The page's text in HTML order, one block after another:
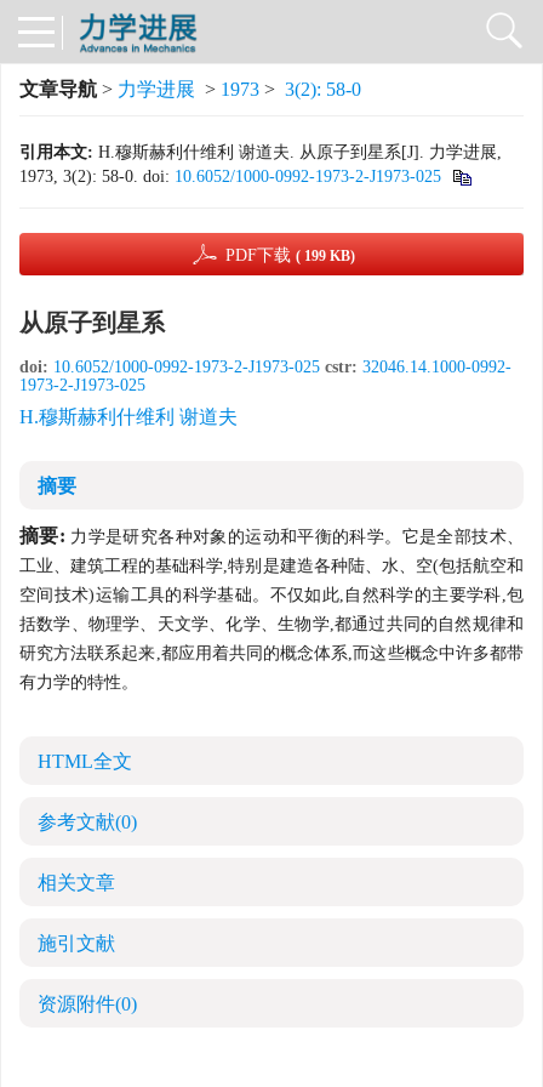
文章导航 > 力学进展 > 1973 > 3(2): 58-0
引用本文: H.穆斯赫利什维利 谢道夫. 从原子到星系[J]. 力学进展,
1973, 3(2): 58-0. doi: 10.6052/1000-0992-1973-2-J1973-025
PDF下载 ( 199 KB)
从原子到星系
doi: 10.6052/1000-0992-1973-2-J1973-025 cstr: 32046.14.1000-0992-
1973-2-J1973-025
H.穆斯赫利什维利 谢道夫
摘要
摘要: 力学是研究各种对象的运动和平衡的科学。它是全部技术、
工业、建筑工程的基础科学,特别是建造各种陆、水、空(包括航空和
空间技术)运输工具的科学基础。不仅如此,自然科学的主要学科,包
括数学、物理学、天文学、化学、生物学,都通过共同的自然规律和
研究方法联系起来,都应用着共同的概念体系,而这些概念中许多都带
有力学的特性。
HTML全文
参考文献(0)
相关文章
施引文献
资源附件(0)